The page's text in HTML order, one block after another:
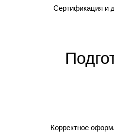
Сертификация и
Корректное